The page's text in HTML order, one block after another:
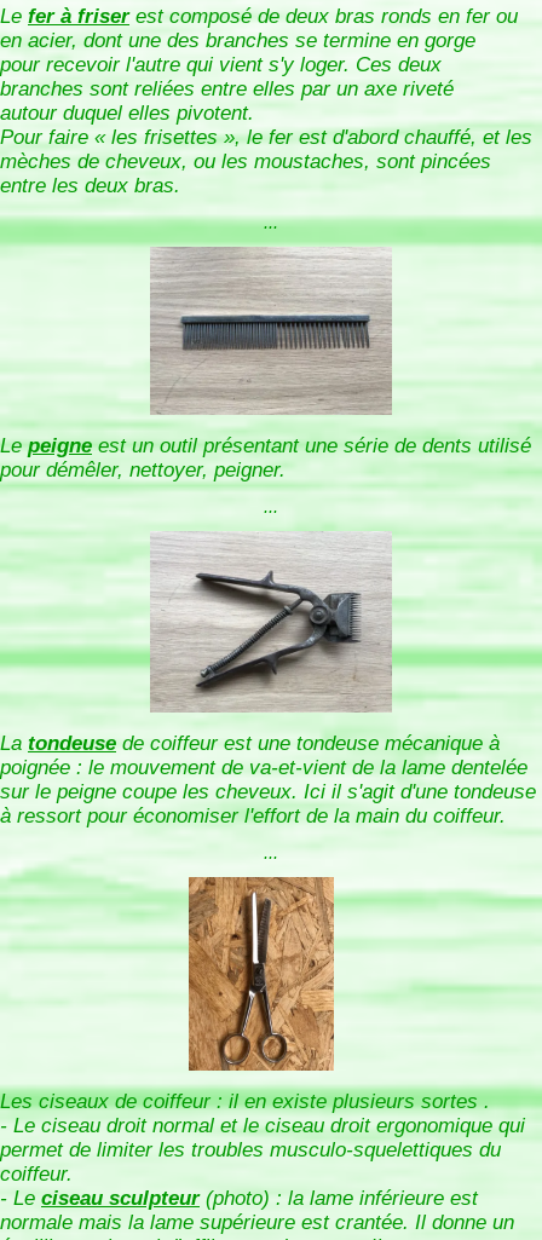
Le fer à friserest composé de deux bras ronds en fer ou
en acier, dont une des branches se termine en gorge
pour recevoir l'autre qui vient s'y loger. Ces deux
branches sont reliées entre elles par un axe riveté
autour duquel elles pivotent.
Pour faire « les frisettes », le fer est d'abord chauffé, et les
mèches de cheveux, ou les moustaches, sont pincées
entre les deux bras.
...
Lepeigneest un outil présentant une série de dents utilisé
pour démêler, nettoyer, peigner.
...
La tondeuse de coiffeur est une tondeuse mécanique à
poignée : le mouvement de va-et-vient de la lame dentelée
sur le peigne coupe les cheveux. Ici il s'agit d'une tondeuse
à ressort pour économiser l'effort de la main du coiffeur.
...
Les ciseaux de coiffeur : il en existe plusieurs sortes .
- Le ciseau droit normal et le ciseau droit ergonomique qui
permet de limiter les troubles musculo-squelettiques du
coiffeur.
- Le ciseau sculpteur(photo) : la lame inférieure est
normale mais la lame supérieure est crantée. Il donne un